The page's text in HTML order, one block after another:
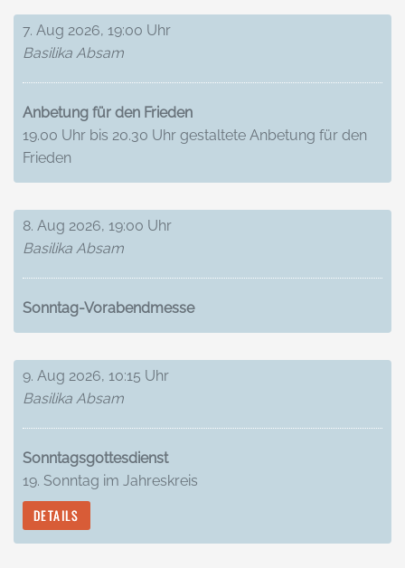
7. Aug 2026, 19:00 Uhr
Basilika Absam
Anbetung für den Frieden
19.00 Uhr bis 20.30 Uhr gestaltete Anbetung für den
Frieden
8. Aug 2026, 19:00 Uhr
Basilika Absam
Sonntag-Vorabendmesse
9. Aug 2026, 10:15 Uhr
Basilika Absam
Sonntagsgottesdienst
19. Sonntag im Jahreskreis
DETAILS